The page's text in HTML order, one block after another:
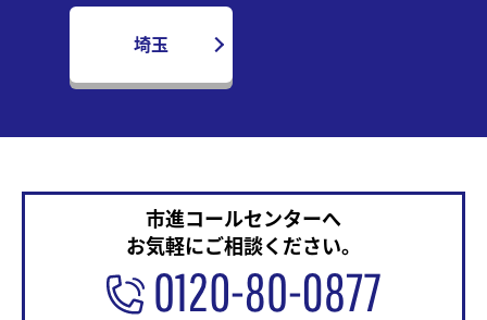
埼玉
市進コールセンターへ
お気軽にご相談ください。